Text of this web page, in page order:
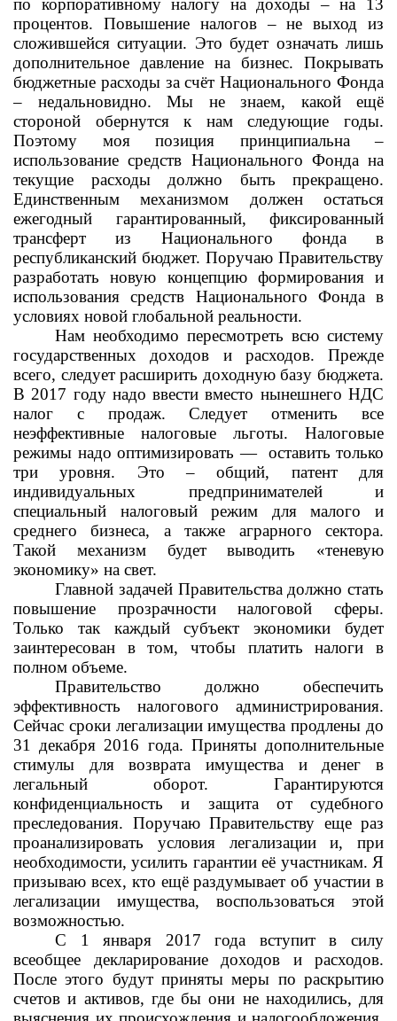
по корпоративному налогу на доходы – на 13
процентов. Повышение налогов – не выход из
сложившейся ситуации. Это будет означать лишь
дополнительное давление на бизнес. Покрывать
бюджетные расходы за счёт Национального Фонда
– недальновидно. Мы не знаем, какой ещё
стороной обернутся к нам следующие годы.
Поэтому моя позиция принципиальна –
использование средств Национального Фонда на
текущие расходы должно быть прекращено.
Единственным механизмом должен остаться
ежегодный гарантированный, фиксированный
трансферт из Национального фонда в
республиканский бюджет. Поручаю Правительству
разработать новую концепцию формирования и
использования средств Национального Фонда в
условиях новой глобальной реальности.
Нам необходимо пересмотреть всю систему
государственных доходов и расходов. Прежде
всего, следует расширить доходную базу бюджета.
В 2017 году надо ввести вместо нынешнего НДС
налог с продаж. Следует отменить все
неэффективные налоговые льготы. Налоговые
режимы надо оптимизировать —
оставить только
три уровня. Это – общий, патент для
индивидуальных предпринимателей и
специальный налоговый режим для малого и
среднего бизнеса, а также аграрного сектора.
Такой механизм будет выводить «теневую
экономику» на свет.
Главной задачей Правительства должно стать
повышение прозрачности налоговой сферы.
Только так каждый субъект экономики будет
заинтересован в том, чтобы платить налоги в
полном объеме.
Правительство должно обеспечить
эффективность налогового администрирования.
Сейчас сроки легализации имущества продлены до
31 декабря 2016 года. Приняты дополнительные
стимулы для возврата имущества и денег в
легальный оборот. Гарантируются
конфиденциальность и защита от судебного
преследования. Поручаю Правительству еще раз
проанализировать условия легализации и, при
необходимости, усилить гарантии её участникам. Я
призываю всех, кто ещё раздумывает об участии в
легализации имущества, воспользоваться этой
возможностью.
С 1 января 2017 года вступит в силу
всеобщее декларирование доходов и расходов.
После этого будут приняты меры по раскрытию
счетов и активов, где бы они не находились, для